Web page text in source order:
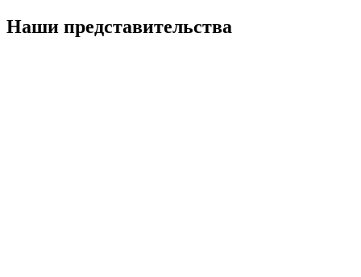
Наши представительства